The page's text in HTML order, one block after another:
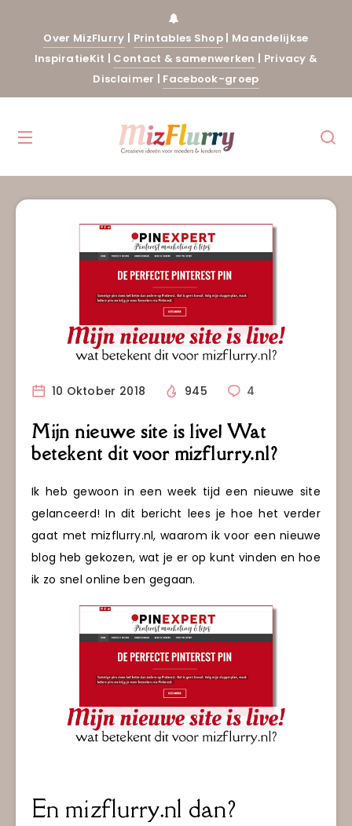
Over MizFlurry | Printables Shop | Maandelijkse
InspiratieKit | Contact & samenwerken | Privacy &
Disclaimer | Facebook-groep
10 Oktober 2018 945 4
Mijn nieuwe site is live! Wat
betekent dit voor mizflurry.nl?
Ik heb gewoon in een week tijd een nieuwe site
gelanceerd! In dit bericht lees je hoe het verder
gaat met mizflurry.nl, waarom ik voor een nieuwe
blog heb gekozen, wat je er op kunt vinden en hoe
ik zo snel online ben gegaan.
En mizflurry.nl dan?